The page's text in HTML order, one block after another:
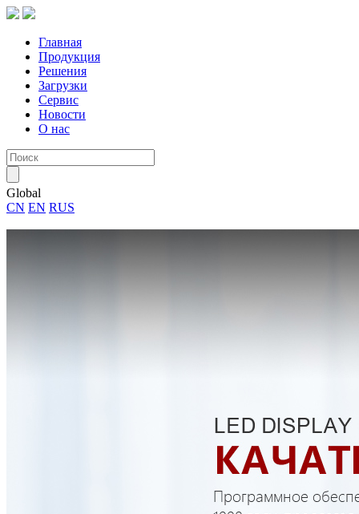
Главная
Продукция
Решения
Загрузки
Сервис
Новости
О нас
Global
CN EN RUS